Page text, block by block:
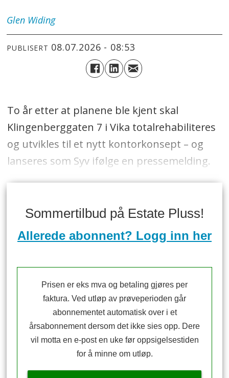
Glen Widing
PUBLISERT 08.07.2026 - 08:53
To år etter at planene ble kjent skal
Klingenberggaten 7 i Vika totalrehabiliteres
og utvikles til et nytt kontorkonsept – og
lanseres som Syv ifølge en pressemelding.
Sommertilbud på Estate Pluss!
Allerede abonnent? Logg inn her
Prisen er eks mva og betaling gjøres per
faktura. Ved utløp av prøveperioden går
abonnementet automatisk over i et
årsabonnement dersom det ikke sies opp. Dere
vil motta en e-post en uke før oppsigelsestiden
for å minne om utløp.